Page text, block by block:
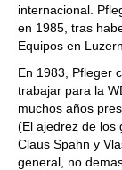
internacional.
en 1985, tras
Equipos en
En 1983, Pfleger
trabajar para la
muchos años
(El ajedrez de los
Claus Spahn y
general, no